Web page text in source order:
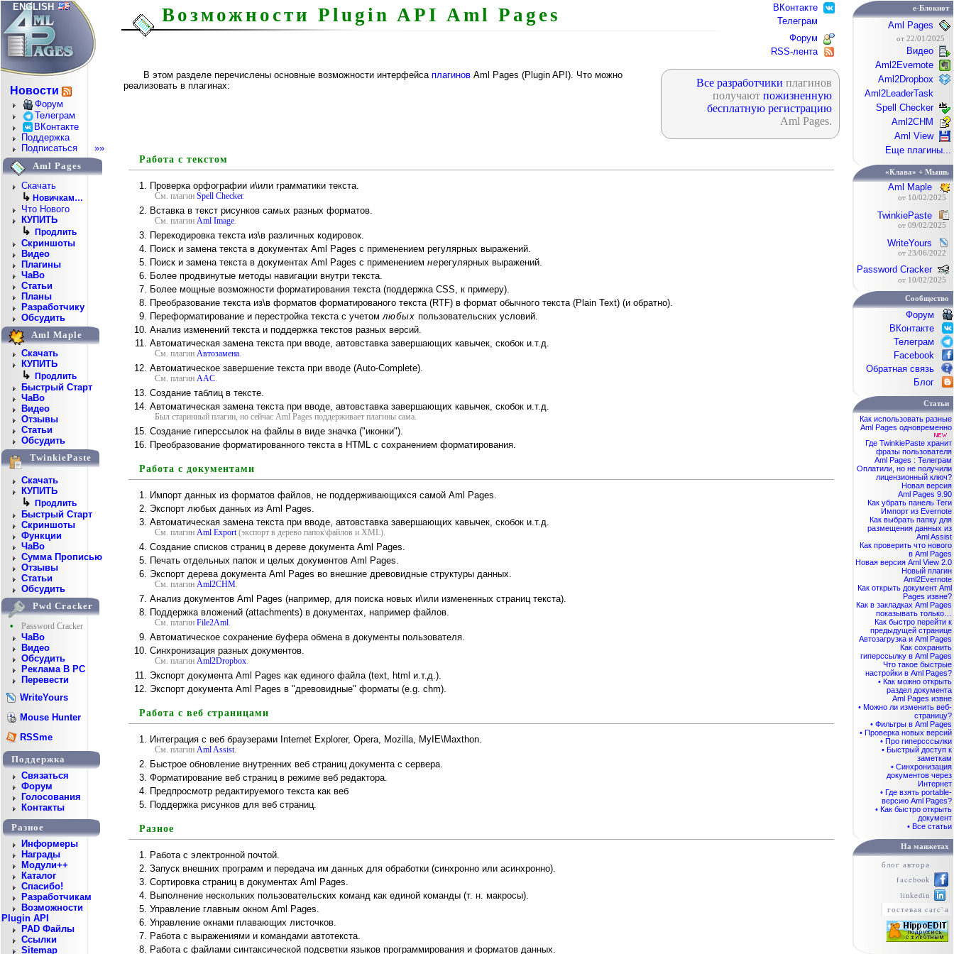
ENGLISH
Новости
Форум
Телеграм
ВКонтакте
Поддержка
Подписаться
»»
Aml Pages
Скачать
↳ Новичкам…
Что Нового
КУПИТЬ
↳ Продлить
Скриншоты
Видео
Плагины
ЧаВо
Статьи
Планы
Разработчику
Обсудить
Aml Maple
Скачать
КУПИТЬ
↳ Продлить
Быстрый Старт
ЧаВо
Видео
Отзывы
Статьи
Обсудить
TwinkiePaste
Скачать
КУПИТЬ
↳ Продлить
Быстрый Старт
Скриншоты
Функции
ЧаВо
Сумма Прописью
Отзывы
Статьи
Обсудить
Pwd Cracker
•
Password Cracker
ЧаВо
Видео
Обсудить
Реклама В PC
Перевести
WriteYours
Mouse Hunter
RSSme
Поддержка
Cвязаться
Форум
Голосования
Контакты
Разное
Информеры
Награды
Модули++
Каталог
Спасибо!
Разработчикам
Возможности
Plugin API
PAD Файлы
Ссылки
Sitemap
Возможности Plugin API Aml Pages
ВКонтакте
Телеграм
Форум
RSS-лента
В этом разделе перечислены основные возможности интерфейса плагинов Aml Pages (Plugin API). Что можно
реализовать в плагинах:
Все разработчики плагинов
получают пожизненную
бесплатную регистрацию
Aml Pages.
Работа с текстом
Проверка орфографии и\или грамматики текста.
См. плагин Spell Checker.
Вставка в текст рисунков самых разных форматов.
См. плагин Aml Image.
Перекодировка текста из\в различных кодировок.
Поиск и замена текста в документах Aml Pages с применением регулярных выражений.
Поиск и замена текста в документах Aml Pages с применением нерегулярных выражений.
Более продвинутые методы навигации внутри текста.
Более мощные возможности форматирования текста (поддержка CSS, к примеру).
Преобразование текста из\в форматов форматированого текста (RTF) в формат обычного текста (Plain Text) (и обратно).
Переформатирование и перестройка текста с учетомлюбых пользовательских условий.
Анализ изменений текста и поддержка текстов разных версий.
Автоматическая замена текста при вводе, автовставка завершающих кавычек, скобок и.т.д.
См. плагин Автозамена.
Автоматическое завершение текста при вводе (Auto-Complete).
См. плагин AAC.
Создание таблиц в тексте.
Автоматическая замена текста при вводе, автовставка завершающих кавычек, скобок и.т.д.
Был старинный плагин, но сейчас Aml Pages поддерживает плагины сама.
Создание гиперссылок на файлы в виде значка ("иконки").
Преобразование форматированного текста в HTML с сохранением форматирования.
Работа с документами
Импорт данных из форматов файлов, не поддерживающихся самой Aml Pages.
Экспорт любых данных из Aml Pages.
Автоматическая замена текста при вводе, автовставка завершающих кавычек, скобок и.т.д.
См. плагин Aml Export(экспорт в дерево папок\файлов и XML).
Создание списков страниц в дереве документа Aml Pages.
Печать отдельных папок и целых документов Aml Pages.
Экспорт дерева документа Aml Pages во внешние древовидные структуры данных.
См. плагин Aml2CHM.
Анализ документов Aml Pages (например, для поиска новых и\или измененных страниц текста).
Поддержка вложений (attachments) в документах, например файлов.
См. плагин File2Aml.
Автоматическое сохранение буфера обмена в документы пользователя.
Синхронизация разных документов.
См. плагин Aml2Dropbox.
Экспорт документа Aml Pages как единого файла (text, html и.т.д.).
Экспорт документа Aml Pages в "древовидные" форматы (e.g. chm).
Работа с веб страницами
Интеграция с веб браузерами Internet Explorer, Opera, Mozilla, MyIE\Maxthon.
См. плагин Aml Assist.
Быстрое обновление внутренних веб страниц документа с сервера.
Форматирование веб страниц в режиме веб редактора.
Предпросмотр редактируемого текста как веб
Поддержка рисунков для веб страниц.
Разное
Работа с электронной почтой.
Запуск внешних программ и передача им данных для обработки (синхронно или асинхронно).
Сортировка страниц в документах Aml Pages.
Выполнение нескольких пользовательских команд как единой команды (т. н. макросы).
Управление главным окном Aml Pages.
Управление окнами плавающих листочков.
Работа с выражениями и командами автотекста.
Работа с файлами синтаксической подсветки языков программирования и форматов данных.
e-Блокнот
Aml Pages
от 22/01/2025
Видео
Aml2Evernote
Aml2Dropbox
Aml2LeaderTask
Spell Checker
Aml2CHM
Aml View
Еще плагины...
«Клава» + Мышь
Aml Maple
от 10/02/2025
TwinkiePaste
от 09/02/2025
WriteYours
от 23/06/2022
Password Cracker
от 10/02/2025
Сообщество
Форум
ВКонтакте
Телеграм
Facebook
Обратная связь
Блог
Статьи
Как использовать разные
Aml Pages одновременно
Где TwinkiePaste хранит
фразы пользователя
Aml Pages : Телеграм
Оплатили, но не получили
лицензионный ключ?
Новая версия
Aml Pages 9.90
Как убрать панель Теги
Импорт из Evernote
Как выбрать папку для
размещения данных из
Aml Assist
Как проверить что нового
в Aml Pages
Новая версия Aml View 2.0
Новый плагин
Aml2Evernote
Как открыть документ Aml
Pages извне?
Как в закладках Aml Pages
показывать только…
Как быстро перейти к
предыдущей странице
Автозагрузка и Aml Pages
Как сохранить
гиперссылку в Aml Pages
Что такое быстрые
настройки в Aml Pages?
• Как можно открыть
раздел документа
Aml Pages извне
• Можно ли изменить веб-
страницу?
• Фильтры в Aml Pages
• Проверка новых версий
• Про гиперсссылки
• Быстрый доступ к
заметкам
• Синхронизация
документов через
Интернет
• Где взять portable-
версию Aml Pages?
• Как быстро открыть
документ
• Все статьи
На манжетах
блог автора
facebook
linkedin
гостевая carc`а